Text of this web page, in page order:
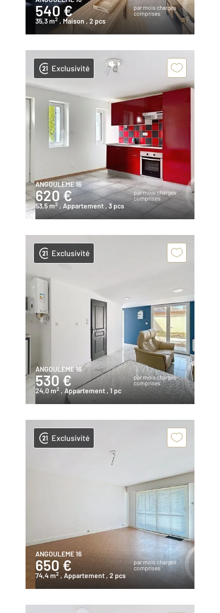
540 €
par mois charges
comprises
35,3 m2 , Maison , 2 pcs
Exclusivité
ANGOULEME 16
620 €
par mois charges
comprises
53,5 m2 , Appartement , 3 pcs
Exclusivité
ANGOULEME 16
530 €
par mois charges
comprises
24,0 m2 , Appartement , 1 pc
Exclusivité
ANGOULEME 16
650 €
par mois charges
comprises
74,4 m2 , Appartement , 2 pcs